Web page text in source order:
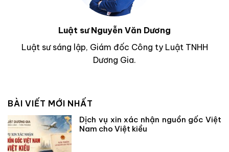
Luật sư Nguyễn Văn Dương
Luật sư sáng lập, Giám đốc Công ty Luật TNHH
Dương Gia.
BÀI VIẾT MỚI NHẤT
Dịch vụ xin xác nhận nguồn gốc Việt
Nam cho Việt kiều